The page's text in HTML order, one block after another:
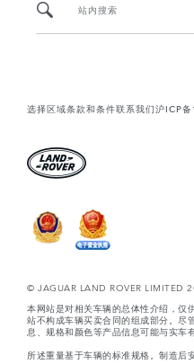
站内搜索
选择区域条款和条件联系我们沪ICP
© JAGUAR LAND ROVER LIMITED
本网站是对相关车辆的总体性介绍，仅
站不构成车辆买卖合同的组成部分。尽
息、规格和颜色等产品信息可能与实车
所述重量基于车辆的标准规格。制造后